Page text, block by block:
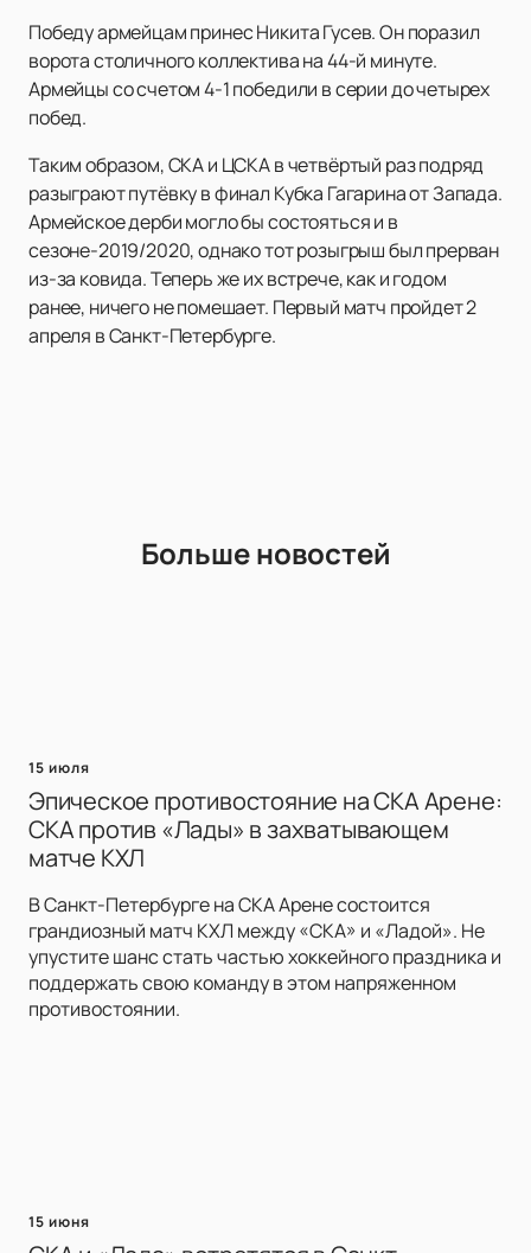
Победу армейцам принес Никита Гусев. Он поразил
ворота столичного коллектива на 44-й минуте.
Армейцы со счетом 4-1 победили в серии до четырех
побед.
Таким образом, СКА и ЦСКА в четвёртый раз подряд
разыграют путёвку в финал Кубка Гагарина от Запада.
Армейское дерби могло бы состояться и в
сезоне-2019/2020, однако тот розыгрыш был прерван
из-за ковида. Теперь же их встрече, как и годом
ранее, ничего не помешает. Первый матч пройдет 2
апреля в Санкт-Петербурге.
Больше новостей
15 июля
Эпическое противостояние на СКА Арене:
СКА против «Лады» в захватывающем
матче КХЛ
В Санкт-Петербурге на СКА Арене состоится
грандиозный матч КХЛ между «СКА» и «Ладой». Не
упустите шанс стать частью хоккейного праздника и
поддержать свою команду в этом напряженном
противостоянии.
15 июня